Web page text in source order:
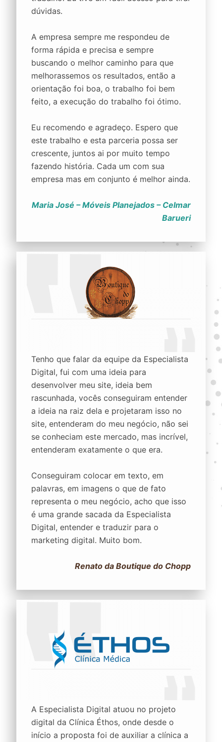
dúvidas.
A empresa sempre me respondeu de
forma rápida e precisa e sempre
buscando o melhor caminho para que
melhorassemos os resultados, então a
orientação foi boa, o trabalho foi bem
feito, a execução do trabalho foi ótimo.
Eu recomendo e agradeço. Espero que
este trabalho e esta parceria possa ser
crescente, juntos ai por muito tempo
fazendo história. Cada um com sua
empresa mas em conjunto é melhor ainda.
Maria José – Móveis Planejados – Celmar
Barueri
Tenho que falar da equipe da Especialista
Digital, fui com uma ideia para
desenvolver meu site, ideia bem
rascunhada, vocês conseguiram entender
a ideia na raiz dela e projetaram isso no
site, entenderam do meu negócio, não sei
se conheciam este mercado, mas incrível,
entenderam exatamente o que era.
Conseguiram colocar em texto, em
palavras, em imagens o que de fato
representa o meu negócio, acho que isso
é uma grande sacada da Especialista
Digital, entender e traduzir para o
marketing digital. Muito bom.
Renato da Boutique do Chopp
A Especialista Digital atuou no projeto
digital da Clínica Éthos, onde desde o
início a proposta foi de auxiliar a clínica a